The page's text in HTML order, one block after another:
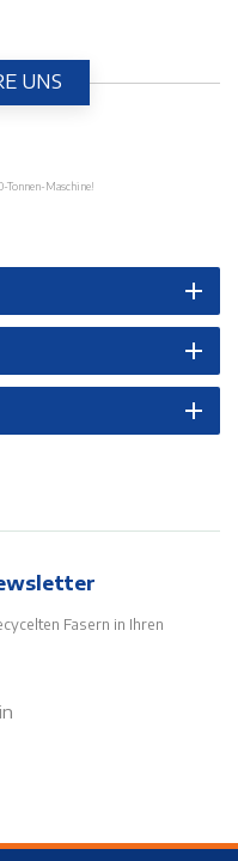
UNS
Tonnen-Maschine!
Fasern in Ihren